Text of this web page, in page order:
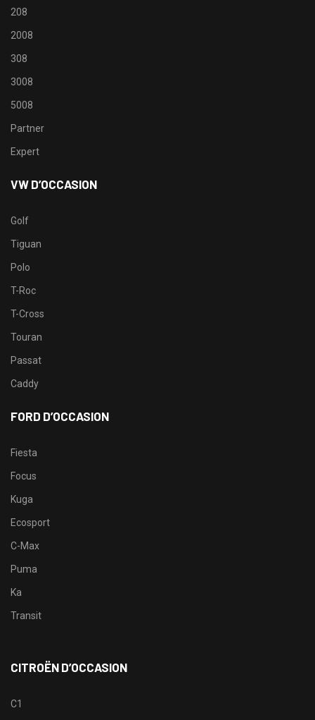
208
2008
308
3008
5008
Partner
Expert
VW D’OCCASION
Golf
Tiguan
Polo
T-Roc
T-Cross
Touran
Passat
Caddy
FORD D’OCCASION
Fiesta
Focus
Kuga
Ecosport
C-Max
Puma
Ka
Transit
CITROËN D’OCCASION
C1